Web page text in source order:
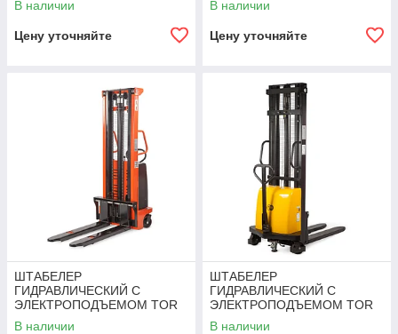
В наличии
Цену уточняйте
В наличии
Цену уточняйте
ШТАБЕЛЕР
ГИДРАВЛИЧЕСКИЙ С
ЭЛЕКТРОПОДЪЕМОМ TOR
10/25, 1 Т 2,5 М (CTD)
В наличии
ШТАБЕЛЕР
ГИДРАВЛИЧЕСКИЙ С
ЭЛЕКТРОПОДЪЕМОМ TOR
1Т 2,5М DYC1025
В наличии